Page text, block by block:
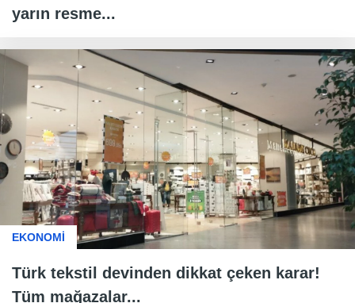
yarın resme...
EKONOMİ
Türk tekstil devinden dikkat çeken karar!
Tüm mağazalar...